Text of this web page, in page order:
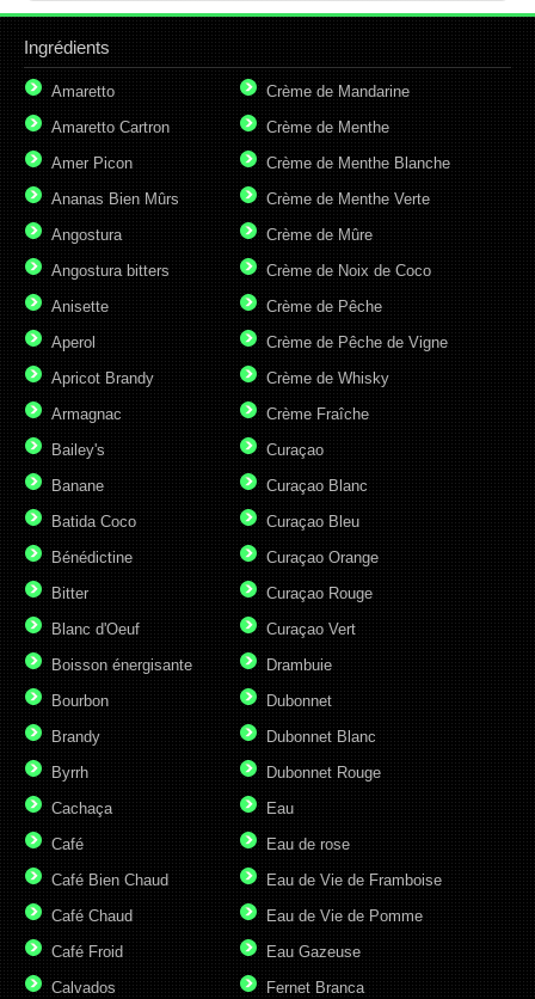
Ingrédients
Amaretto
Amaretto Cartron
Amer Picon
Ananas Bien Mûrs
Angostura
Angostura bitters
Anisette
Aperol
Apricot Brandy
Armagnac
Bailey's
Banane
Batida Coco
Bénédictine
Bitter
Blanc d'Oeuf
Boisson énergisante
Bourbon
Brandy
Byrrh
Cachaça
Café
Café Bien Chaud
Café Chaud
Café Froid
Calvados
Crème de Mandarine
Crème de Menthe
Crème de Menthe Blanche
Crème de Menthe Verte
Crème de Mûre
Crème de Noix de Coco
Crème de Pêche
Crème de Pêche de Vigne
Crème de Whisky
Crème Fraîche
Curaçao
Curaçao Blanc
Curaçao Bleu
Curaçao Orange
Curaçao Rouge
Curaçao Vert
Drambuie
Dubonnet
Dubonnet Blanc
Dubonnet Rouge
Eau
Eau de rose
Eau de Vie de Framboise
Eau de Vie de Pomme
Eau Gazeuse
Fernet Branca